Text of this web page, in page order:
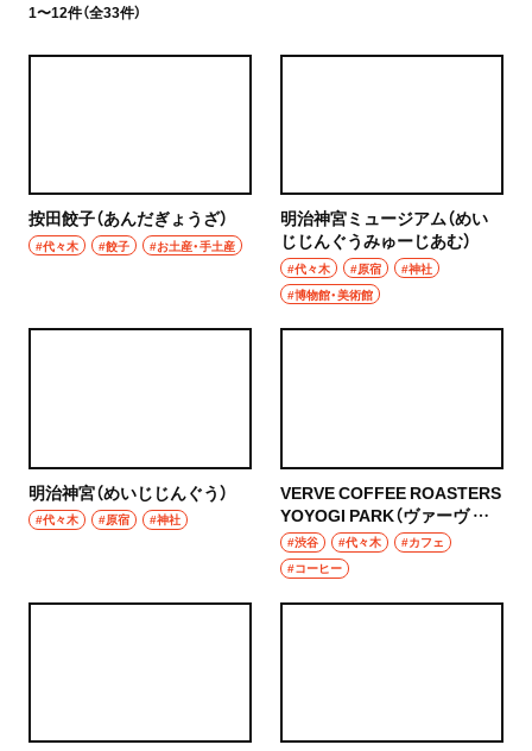
1〜12件（全33件）
按田餃子（あんだぎょうざ）
#代々木 #餃子 #お土産・手土産
明治神宮ミュージアム（めい
じじんぐうみゅーじあむ）
#代々木 #原宿
#神社
#博物館・美術館
明治神宮（めいじじんぐう）
#代々木 #原宿 #神社
VERVE COFFEE ROASTERS
YOYOGI PARK（ヴァーヴ コ
ーヒー ロースターズ ヨヨギ
パーク）
#渋谷 #代々木
#カフェ
#コーヒー